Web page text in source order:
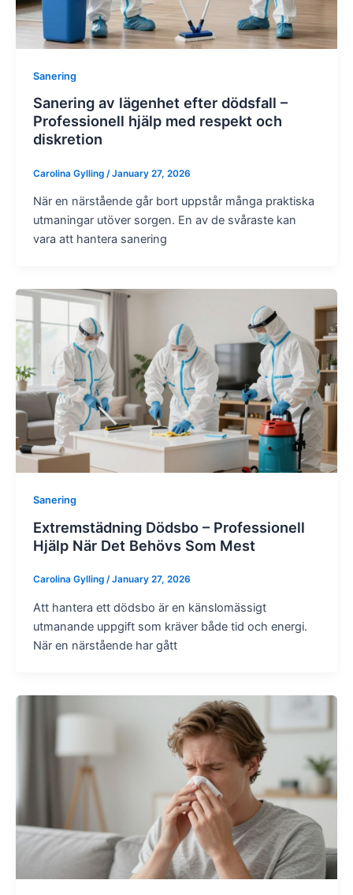
Sanering
Sanering av lägenhet efter dödsfall –
Professionell hjälp med respekt och
diskretion
Carolina Gylling /January 27, 2026
När en närstående går bort uppstår många praktiska
utmaningar utöver sorgen. En av de svåraste kan
vara att hantera sanering
Sanering
Extremstädning Dödsbo – Professionell
Hjälp När Det Behövs Som Mest
Carolina Gylling /January 27, 2026
Att hantera ett dödsbo är en känslomässigt
utmanande uppgift som kräver både tid och energi.
När en närstående har gått